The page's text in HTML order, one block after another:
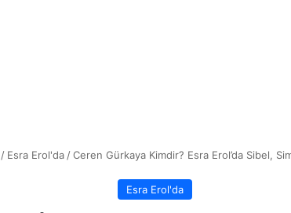
/ Esra Erol'da / Ceren Gürkaya Kimdir? Esra Erol’da Sibel,
Esra Erol'da